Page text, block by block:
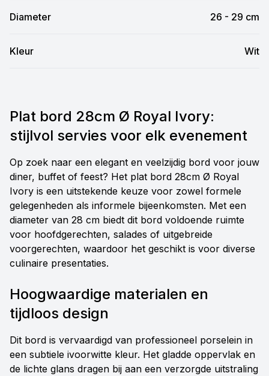
Diameter 26 - 29 cm
Kleur Wit
Plat bord 28cm Ø Royal Ivory:
stijlvol servies voor elk evenement
Op zoek naar een elegant en veelzijdig bord voor jouw
diner, buffet of feest? Het plat bord 28cm Ø Royal
Ivory is een uitstekende keuze voor zowel formele
gelegenheden als informele bijeenkomsten. Met een
diameter van 28 cm biedt dit bord voldoende ruimte
voor hoofdgerechten, salades of uitgebreide
voorgerechten, waardoor het geschikt is voor diverse
culinaire presentaties.
Hoogwaardige materialen en
tijdloos design
Dit bord is vervaardigd van professioneel porselein in
een subtiele ivoorwitte kleur. Het gladde oppervlak en
de lichte glans dragen bij aan een verzorgde uitstraling